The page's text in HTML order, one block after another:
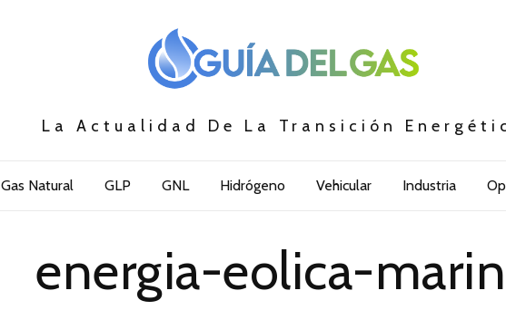
La Actualidad De La Transición
Gas Natural GLP GNL Hidrógeno Vehicular Industria
energia-eolica-